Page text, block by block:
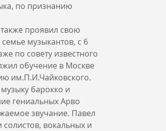
по признанию
также проявил свою
музыкантов, с 6
по совету известного
обучение в Москве
им.П.И.Чайковского.
барокко и
гениальных Арво
звучание. Павел
вокальных и